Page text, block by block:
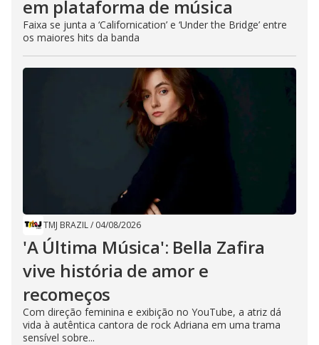
em plataforma de música
Faixa se junta a ‘Californication’ e ‘Under the Bridge’ entre
os maiores hits da banda
TMJ BRAZIL/ 04/08/2026
'A Última Música': Bella Zafira
vive história de amor e
recomeços
Com direção feminina e exibição no YouTube, a atriz dá
vida à autêntica cantora de rock Adriana em uma trama
sensível sobre...